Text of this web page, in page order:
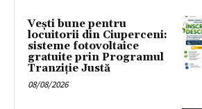
Vești bune pentru
locuitorii din Ciuperceni:
sisteme fotovoltaice
gratuite prin Programul
Tranziție Justă
08/08/2026